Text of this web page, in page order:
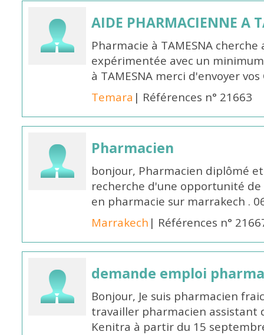
AIDE PHARMACIENNE A
Pharmacie à TAMESNA
expérimentée avec un
à TAMESNA merci d'envoyer
Temara | Références n° 21663
Pharmacien
bonjour, Pharmacien diplômé
recherche d'une opportunité
en pharmacie sur marrakech .
Marrakech | Références n°
demande emploi
Bonjour, Je suis pharmacien
travailler pharmacien assistant
Kenitra à partir du 15